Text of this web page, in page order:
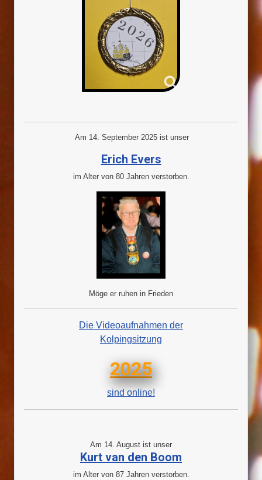
Am 14. September 2025 ist unser
Erich Evers
im Alter von 80 Jahren verstorben.
Möge er ruhen in Frieden
Die Videoaufnahmen der
Kolpingsitzung
2025
sind online!
Am 14. August ist unser
Kurt van den Boom
im Alter von 87 Jahren verstorben.